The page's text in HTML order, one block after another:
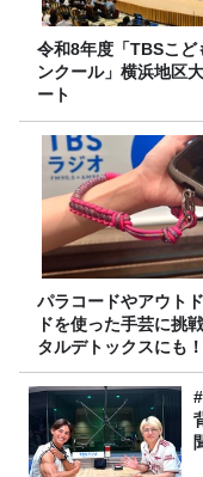
令和8年度「TBSこど
ンクール」横浜地区
ート
パラコードやアウト
ドを使った手芸に挑
タルデトックスにも！